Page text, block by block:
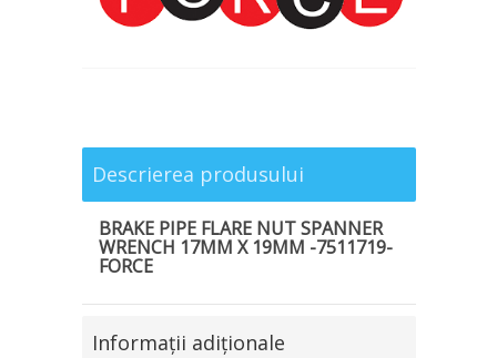
Descrierea produsului
BRAKE PIPE FLARE NUT SPANNER
WRENCH 17MM X 19MM -7511719-
FORCE
Informaţii adiţionale